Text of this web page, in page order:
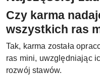
Czy karma
wszystkich ras
Tak, karma została
ras mini, uwzględniając
rozwój stawów.